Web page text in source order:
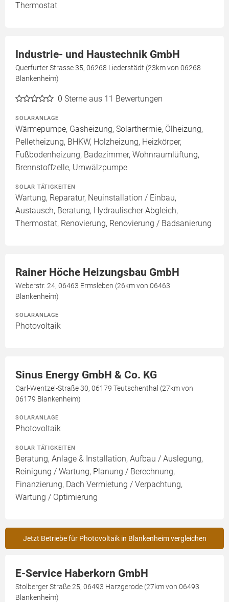
Thermostat
Industrie- und Haustechnik GmbH
Querfurter Strasse 35, 06268 Liederstädt (23km von 06268
Blankenheim)
0 Sterne aus 11 Bewertungen
SOLARANLAGE
Wärmepumpe, Gasheizung, Solarthermie, Ölheizung,
Pelletheizung, BHKW, Holzheizung, Heizkörper,
Fußbodenheizung, Badezimmer, Wohnraumlüftung,
Brennstoffzelle, Umwälzpumpe
SOLAR TÄTIGKEITEN
Wartung, Reparatur, Neuinstallation / Einbau,
Austausch, Beratung, Hydraulischer Abgleich,
Thermostat, Renovierung, Renovierung / Badsanierung
Rainer Höche Heizungsbau GmbH
Weberstr. 24, 06463 Ermsleben (26km von 06463
Blankenheim)
SOLARANLAGE
Photovoltaik
Sinus Energy GmbH & Co. KG
Carl-Wentzel-Straße 30, 06179 Teutschenthal (27km von
06179 Blankenheim)
SOLARANLAGE
Photovoltaik
SOLAR TÄTIGKEITEN
Beratung, Anlage & Installation, Aufbau / Auslegung,
Reinigung / Wartung, Planung / Berechnung,
Finanzierung, Dach Vermietung / Verpachtung,
Wartung / Optimierung
Jetzt Betriebe für Photovoltaik in Blankenheim vergleichen
E-Service Haberkorn GmbH
Stolberger Straße 25, 06493 Harzgerode (27km von 06493
Blankenheim)